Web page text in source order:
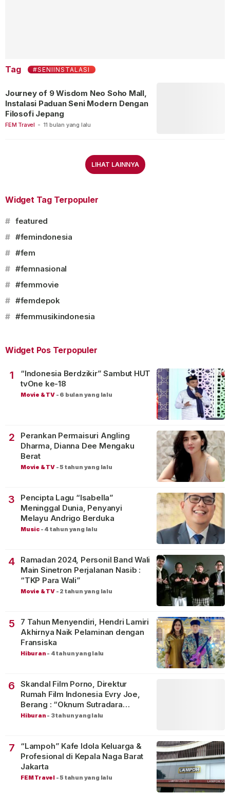
Tag #SENIINSTALASI
FEM Travel - 11 bulan yang lalu
Journey of 9 Wisdom Neo Soho Mall,
Instalasi Paduan Seni Modern Dengan
Filosofi Jepang
LIHAT LAINNYA
Widget Tag Terpopuler
# featured
# #femindonesia
# #fem
# #femnasional
# #femmovie
# #femdepok
# #femmusikindonesia
Widget Pos Terpopuler
1
“Indonesia Berdzikir” Sambut HUT
tvOne ke-18
Movie & TV - 6 bulan yang lalu
2
Perankan Permaisuri Angling
Dharma, Dianna Dee Mengaku
Berat
Movie & TV -5 tahun yang lalu
3
Pencipta Lagu “Isabella”
Meninggal Dunia, Penyanyi
Melayu Andrigo Berduka
Music - 4 tahun yang lalu
4
Ramadan 2024, Personil Band Wali
Main Sinetron Perjalanan Nasib :
“TKP Para Wali”
Movie & TV - 2 tahun yang lalu
5
7 Tahun Menyendiri, Hendri Lamiri
Akhirnya Naik Pelaminan dengan
Fransiska
Hiburan - 4 tahun yang lalu
6
Skandal Film Porno, Direktur
Rumah Film Indonesia Evry Joe,
Berang : “Oknum Sutradara
Merusak Perfilman Indonesia”!
Hiburan - 3 tahun yang lalu
7
“Lampoh” Kafe Idola Keluarga &
Profesional di Kepala Naga Barat
Jakarta
FEM Travel -5 tahun yang lalu